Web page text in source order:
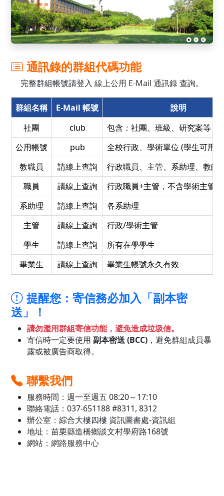
通訊錄的群組代碼功能
完整群組帳號請登入 線上公用 E-Mail 通訊錄查詢。
群組名稱 E-Mail 帳號
說明
社團
club
包含：社團、班級、研究案等 (
公用帳號
pub
全校行政、學術單位 (學生可用)
教職員
請線上查詢
行政職員、主管、系助理、教師
職員
請線上查詢
行政職員+主管，不含學術主管
系助理
請線上查詢
各系助理
主管
請線上查詢
行政/學術主管
學生
請線上查詢
所有在學學生
畢業生
請線上查詢 畢業生帳號永久有效
提醒您：寄信務必加入「副本密
送」！
請勿濫用群組寄信功能，避免造成垃圾信。
寄信時一定要使用 副本密送 (BCC) ，避免群組成員暴
露或被廣告商取得。
聯繫我們
服務時間：週一至週五 08:20～17:10
聯絡電話：037-651188 #8311, 8312
辦公室：綜合大樓四樓 資訊圖書處-資訊組
地址：苗栗縣造橋鄉談文村學府路168號
網站： 網路服務中心